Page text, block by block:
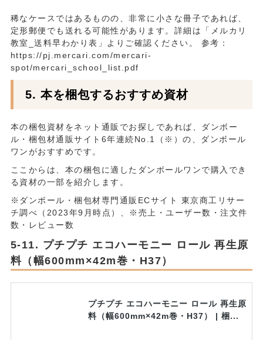
稀なケースではあるものの、非常に小さな冊子であれば、
定形郵便でも送れる可能性があります。詳細は「メルカリ
教室_送料早わかり表」よりご確認ください。 参考：
https://pj.mercari.com/mercari-
spot/mercari_school_list.pdf
本を梱包するおすすめ資材
本の梱包資材をネット通販でお探しであれば、ダンボー
ル・梱包材通販サイト6年連続No.1（※）の、ダンボール
ワンがおすすめです。
ここからは、本の梱包に適したダンボールワンで購入でき
る資材の一部を紹介します。
※ダンボール・梱包材専門通販ECサイト 東京商工リサー
チ調べ（2023年9月時点）、※売上・ユーザー数・注文件
数・レビュー数
プチプチ エコハーモニー ロール 再生原
料（幅600mm×42m巻・H37）
プチプチ エコハーモニー ロール 再生原
料（幅600mm×42m巻・H37） | 梱...